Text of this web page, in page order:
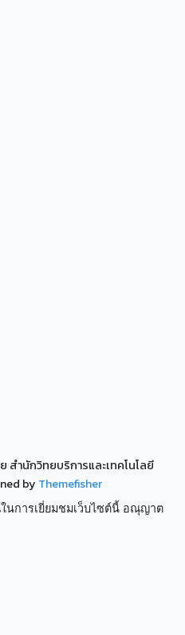
สำนักวิทยบริการและเทคโนโลยี
by Themefisher
นการเยี่ยมชมเว็บไซต์นี้ อณุญาต